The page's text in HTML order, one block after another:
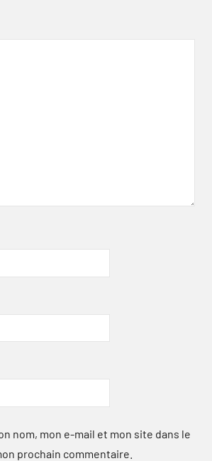
nom, mon e-mail et mon site dans le
prochain commentaire.